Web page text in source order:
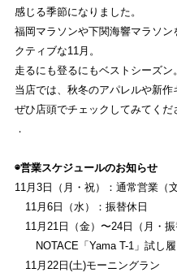
COLUMN
コラム
SHOP
店舗一覧
採用
STRIDE LAB
ストライトラボ福岡店TOP
感じる季節になりました。
福岡マラソンや下関海響マラソ
クティブな11月。
走るにも登るにもベストシーズン。
当店では、秋冬のアパレルや新作
ぜひ店頭でチェックしてみてくだ
．
◉営業スケジュールのお知らせ
11月3日（月・祝）：通常営業（
11月6日（水）：振替休日
11月21日（金）〜24日（月・振
NOTACE「Yama T-1」試し履
11月22日(土)モーニングラン